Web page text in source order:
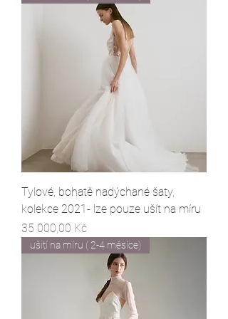
Tylové, bohatě nadýchané šaty,
kolekce 2021- lze pouze ušít na míru
Cena
35 000,00 Kč
ušití na míru ( 2-4 měsíce)